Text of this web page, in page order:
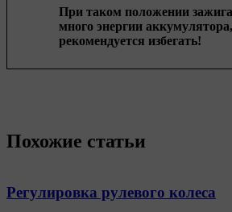
При таком положении
много энергии
рекомендуется избегать!
Похожие статьи
Регулировка рулевого колеса